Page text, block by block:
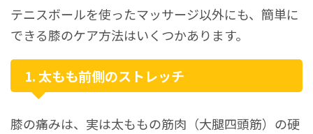
テニスボールを使ったマッサージ以外にも、簡単に
できる膝のケア方法はいくつかあります。
1. 太もも前側のストレッチ
膝の痛みは、実は太ももの筋肉（大腿四頭筋）の硬